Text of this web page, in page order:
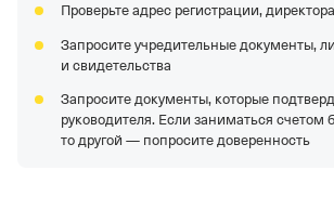
Проверьте адрес регистрации,
Запросите учредительные документы,
и свидетельства
Запросите документы, которые
руководителя. Если заниматься счетом
то другой — попросите доверенность